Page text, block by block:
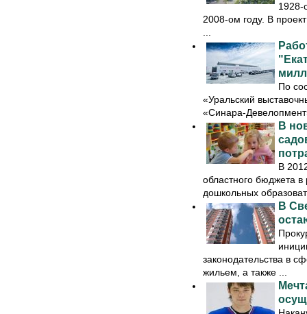
1928-
2008-ом году. В
По
«Уральский
«Синара-
В
В
областного бюджета
дошкольных
В
законодательства в
жильем, а также ...